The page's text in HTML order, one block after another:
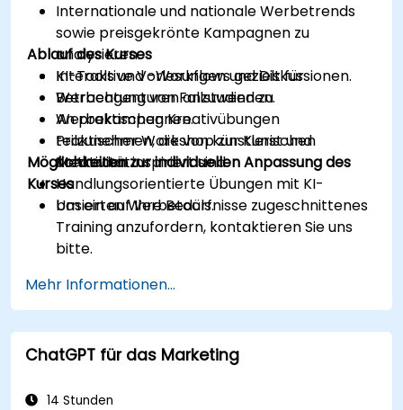
Internationale und nationale Werbetrends
sowie preisgekrönte Kampagnen zu
analysieren.
KI-Tools und -Workflows gezielt für
Werbeagenturen anzuwenden.
An praktischen Kreativübungen
teilzunehmen, die von künstlerischen
Methoden inspiriert sind.
Ablauf des Kurses
Interaktive Vorlesungen und Diskussionen.
Betrachtung von Fallstudien zu
Werbekampagnen.
Praktischer Workshop zur Kunst und
Kreativität.
Handlungsorientierte Übungen mit KI-
basierten Werbetools.
Möglichkeiten zur individuellen Anpassung des
Kurses
Um ein auf Ihre Bedürfnisse zugeschnittenes
Training anzufordern, kontaktieren Sie uns
bitte.
Mehr Informationen...
ChatGPT für das Marketing
14 Stunden